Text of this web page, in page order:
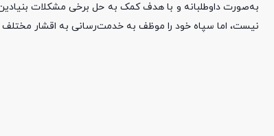
به‌صورت داوطلبانه و با هدف کمک به حل برخی مشکلات
نیست، اما سپاه خود را موظف به خدمت‌رسانی به اقشار مختلف